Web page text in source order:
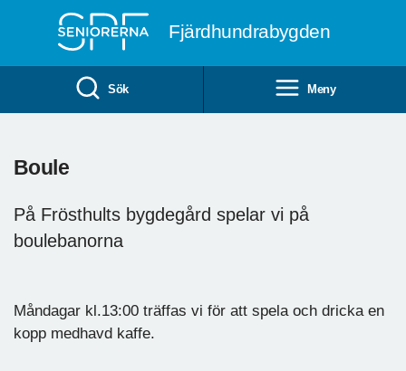
Fjärdhundrabygden
Sök Meny
Boule
På Frösthults bygdegård spelar vi på
boulebanorna
Måndagar kl.13:00 träffas vi för att spela och dricka en
kopp medhavd kaffe.